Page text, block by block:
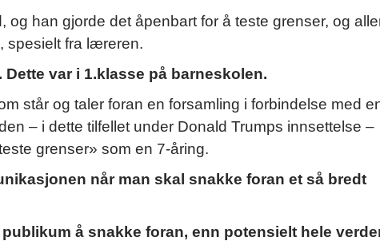
og han gjorde det åpenbart for å teste grenser, og
spesielt fra læreren.
var i 1.klasse på barneskolen.
står og taler foran en forsamling i forbindelse med
– i dette tilfellet under Donald Trumps innsettelse –
grenser» som en 7-åring.
når man skal snakke foran et så bredt
å snakke foran, enn potensielt hele